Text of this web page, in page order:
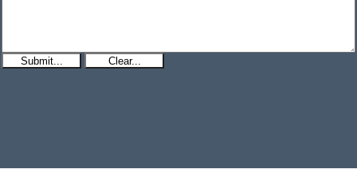
Submit... Clear...